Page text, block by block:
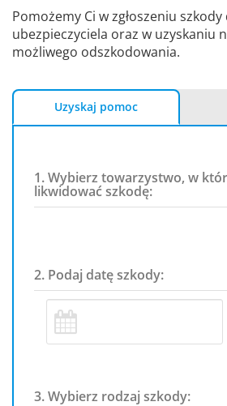
Pomożemy Ci w zgłoszeniu
ubezpieczyciela oraz w uzyskaniu
możliwego odszkodowania.
Uzyskaj pomoc
1. Wybierz towarzystwo, w
likwidować szkodę:
2. Podaj datę szkody:
3. Wybierz rodzaj szkody: